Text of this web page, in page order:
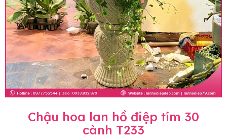
Chậu hoa lan hồ điệp tím 30
cành T233